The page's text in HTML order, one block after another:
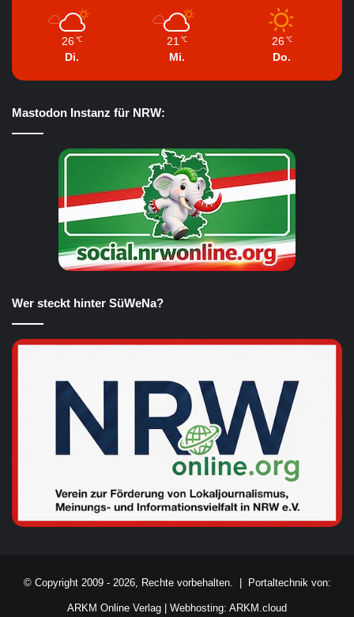
26 ℃
Di.
21 ℃
Mi.
26 ℃
Do.
Mastodon Instanz für NRW:
Wer steckt hinter SüWeNa?
© Copyright 2009 - 2026, Rechte vorbehalten. | Portaltechnik von:
ARKM Online Verlag Webhosting: ARKM.cloud